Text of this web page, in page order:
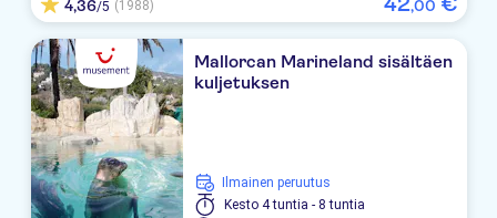
THB Sa Coma Platja
Hipotels Marfil Playa
TUI BLUE LEVANTE
Anba Romani
Gran Sol .
4,36/5 (1988) ,00
Mallorcan Marineland sisältäen
kuljetuksen
Ilmainen peruutus
Kesto 4 tuntia - 8 tuntia